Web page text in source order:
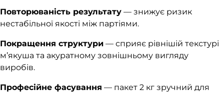
Повторюваність результату — знижує ризик
нестабільної якості між партіями.
Покращення структури — сприяє рівнішій текстурі
м’якуша та акуратному зовнішньому вигляду
виробів.
Професійне фасування — пакет 2 кг зручний для